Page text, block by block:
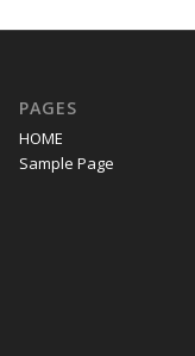
PAGES
HOME
Sample Page